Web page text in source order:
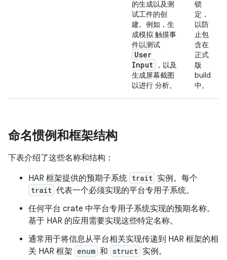
的生成以及测
试工件的创
建。例如，生
成模拟 触摸事
件以测试
User
Input
，以及
生成屏幕截图
以进行 分析。
锁
定，
以防
止包
含在
正式
版
build
中。
命名惯例和框架结构
下表介绍了这些名称和结构：
HAR 框架提供的预期子系统 trait 实例。每个
trait 代表一个必须实现的平台专用子系统。
任何平台 crate 中平台专用子系统实现的预期名称。
基于 HAR 的应用需要实现这些特定名称。
通常用于将信息从平台相关实现传递到 HAR 框架的相
关 HAR 框架 enum 和 struct 实例。